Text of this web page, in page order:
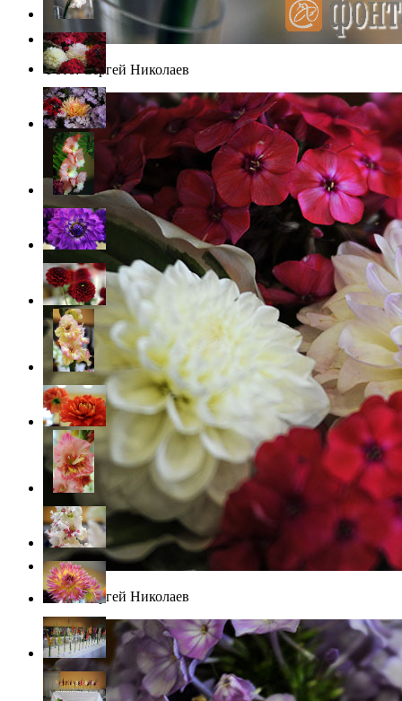
Фото: Сергей Николаев
Фото: Сергей Николаев